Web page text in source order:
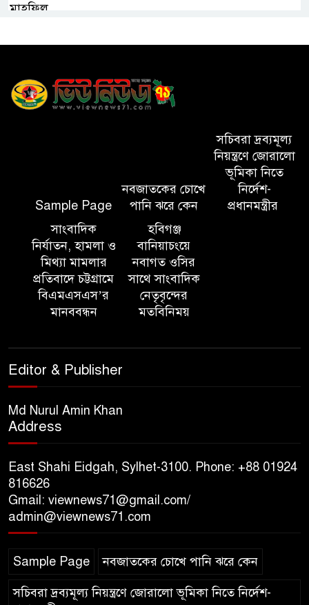
মাহফিল
পরিবেশ রক্ষায় ব্যক্তিগত উদ্যোগ
বিভাগীয় কমিশনার
কমিশনার জুলাই স্মৃতিস্তম্ভে পুষ্পস্তবক
অর্পণ ও জুলাই গণঅভ্যুত্থানের
১০ লাখ টাকার চেক ডিজঅনার
মামলায় এক বছরের সাজা
‘সমন্বিত উদ্যোগেই গড়ে উঠবে
আধুনিক সিলেট’ – বাণিজ্যমন্ত্রী
আয়োজন ‘শ্রাবনের মেঘগুলো’
গভীর শ্রদ্ধা নিবেদন
শতাংশই সিলেটি
হাসপাতালে ৩৫১ জন
Sample Page
নবজাতকের চোখে
পানি ঝরে কেন
সচিবরা দ্রব্যমূল্য
নিয়ন্ত্রণে জোরালো
ভূমিকা নিতে
নির্দেশ-
প্রধানমন্ত্রীর
সাংবাদিক
নির্যাতন, হামলা ও
মিথ্যা মামলার
প্রতিবাদে চট্টগ্রামে
বিএমএসএস’র
মানববন্ধন
হবিগঞ্জ
বানিয়াচংয়ে
নবাগত ওসির
সাথে সাংবাদিক
নেতৃবৃন্দের
মতবিনিময়
Editor & Publisher
Md Nurul Amin Khan
Address
East Shahi Eidgah, Sylhet-3100. Phone: +88 01924
816626
Gmail: viewnews71@gmail.com/
admin@viewnews71.com
Sample Page নবজাতকের চোখে পানি ঝরে কেন
সচিবরা দ্রব্যমূল্য নিয়ন্ত্রণে জোরালো ভূমিকা নিতে নির্দেশ-